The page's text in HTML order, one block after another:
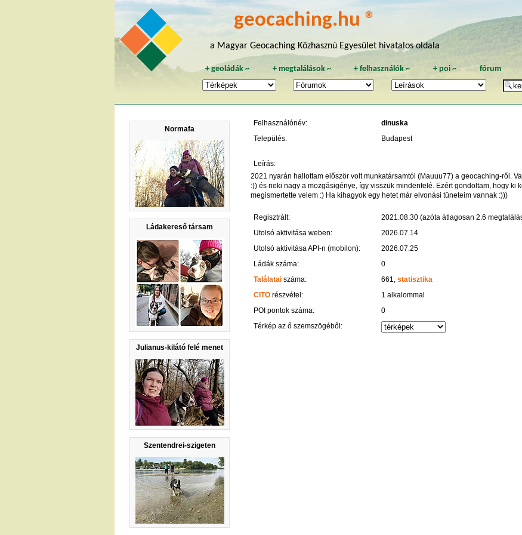
geocaching.hu ®
a Magyar Geocaching Közhasznú Egyesület hivatalos oldala
+geoládák ~ + megtalálások~ +felhasználók ~ + poi~ fórum
Normafa
Ládakereső társam
Julianus-kilátó felé menet
Szentendrei-szigeten
Felhasználónév:
dinuska
Település:
Budapest
Leírás:
2021 nyarán hallottam először volt munkatársamtól (Mauuu77) a geocaching-ről.
:)) és neki nagy a mozgásigénye, így visszük mindenfelé. Ezért gondoltam, hogy
megismertette velem :) Ha kihagyok egy hetet már elvonási tüneteim vannak :)))
Regisztrált:
2021.08.30 (azóta átlagosan 2.6
Utolsó aktivitása weben:
2026.07.14
Utolsó aktivitása API-n (mobilon):
2026.07.25
Ládák száma:
0
Találatai száma: 661, statisztika
CITO részvétel:
1 alkalommal
POI pontok száma:
0
Térkép az ő szemszögéből: